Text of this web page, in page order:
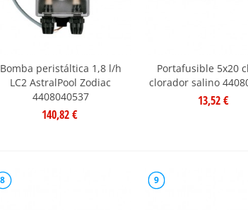
Bomba peristáltica 1,8 l/h
LC2 AstralPool Zodiac
4408040537
140,82 €
Portafusible 5x20
clorador salino
13,52 €
8 9